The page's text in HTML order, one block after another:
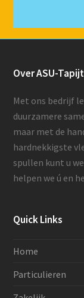
Over ASU-
Met ons bedrijf
duurzamere
maar met de
hardnekkigste
spullen kunt u
helpen we ú en
Quick Links
Home
Particulieren